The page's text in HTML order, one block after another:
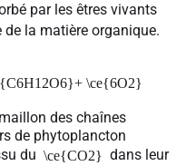
par les êtres vivants
la matière organique.
\ce{6O2}
des chaînes
de phytoplancton
du \ce{CO2} dans leur